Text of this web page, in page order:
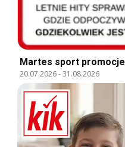
Martes sport promocje
20.07.2026-31.08.2026